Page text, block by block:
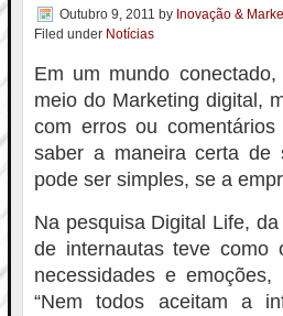
Outubro 9, 2011 by Inovação &
Filed under Notícias
Em um mundo
meio do Marketing digital,
com erros ou
saber a maneira certa de
pode ser simples, se a
Na pesquisa Digital Life,
de internautas teve como
necessidades e
“Nem todos aceitam a